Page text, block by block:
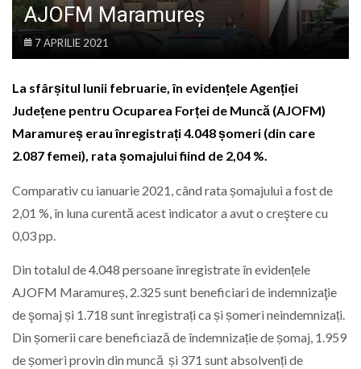
AJOFM Maramureș
7 APRILIE 2021
La sfârșitul lunii februarie, în evidențele Agenției
Județene pentru Ocuparea Forței de Muncă (AJOFM)
Maramureș erau înregistrați 4.048 șomeri (din care
2.087 femei), rata șomajului fiind de 2,04 %.
Comparativ cu ianuarie 2021, când rata șomajului a fost de
2,01 %, în luna curentă acest indicator a avut o creştere cu
0,03 pp.
Din totalul de 4.048 persoane înregistrate în evidențele
AJOFM Maramureș, 2.325 sunt beneficiari de indemnizaţie
de şomaj și 1.718 sunt înregistrați ca și șomeri neindemnizați.
Din șomerii care beneficiază de îndemnizație de șomaj, 1.959
de șomeri provin din muncă și 371 sunt absolvenți de